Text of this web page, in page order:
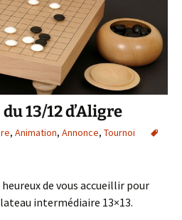
13/12 d’Aligre
, Animation, Annonce, Tournoi
de vous accueillir pour
intermédiaire 13×13.